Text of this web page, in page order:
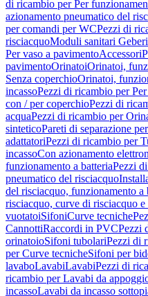
di ricambio per Per
azionamento pneumatico del
per comandi per WCPezzi di
risciacquoModuli sanitari
Per vaso a pavimentoAccessori
pavimentoOrinatoiOrinatoi,
Senza coperchioOrinatoi,
incassoPezzi di ricambio per
con / per coperchioPezzi di
acquaPezzi di ricambio per
sinteticoPareti di separazione
adattatoriPezzi di ricambio per
incassoCon azionamento
funzionamento a batteriaPezzi
pneumatico del risciacquo
del risciacquo, funzionamento a
risciacquo, curve di risciacquo e
vuotatoiSifoniCurve tecniche
CannottiRaccordi in PVCPezzi
orinatoioSifoni tubolariPezzi di
per Curve tecnicheSifoni per
lavaboLavabiLavabiPezzi di
ricambio per Lavabi da
incassoLavabi da incasso